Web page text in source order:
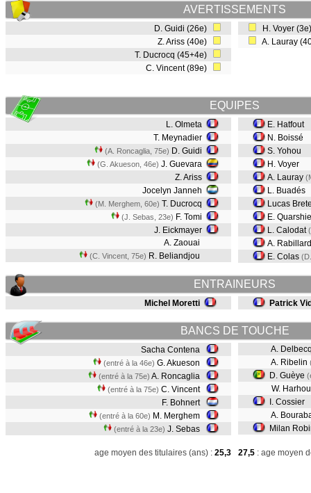
AVERTISSEMENTS
D. Guidi (26e)
Z. Ariss (40e)
T. Ducrocq (45+4e)
C. Vincent (89e)
H. Voyer
A. Lauray
EQUIPES
L. Olmeta
T. Meynadier
(A. Roncaglia, 75e) D. Guidi
(G. Akueson, 46e) J. Guevara
Z. Ariss
Jocelyn Janneh
(M. Merghem, 60e) T. Ducrocq
(J. Sebas, 23e) F. Tomi
J. Eickmayer
A. Zaouai
(C. Vincent, 75e) R. Beliandjou
E. Hatfout
N. Boissé
S. Yohou
H. Voyer
A. Lauray
L. Buadés
Lucas
E.
L. Calodat
A.
E. Colas
ENTRAINEURS
Michel Moretti Patrick
BANCS DE TOUCHE
Sacha Contena
(entré à la 46e) G. Akueson
(entré à la 75e) A. Roncaglia
(entré à la 75e) C. Vincent
F. Bohnert
(entré à la 60e) M. Merghem
(entré à la 23e) J. Sebas
A.
A. Ribelin
D. Guèye
W.
I. Cossier
A.
Milan
age moyen des titulaires (ans) : 25,3 27,5 : age moyen